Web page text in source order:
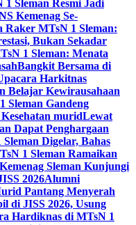
1 Sleman Resmi Jadi
Kemenag Se-
Raker MTsN 1 Sleman:
Bukan Sekadar
1 Sleman: Menata
Bangkit Bersama di
Harkitnas
Belajar Kewirausahaan
Sleman Gandeng
muridLewat
Dapat Penghargaan
Digelar, Bahas
1 Sleman Ramaikan
Sleman Kunjungi
2026Alumni
Pantang Menyerah
di JISS 2026, Usung
Hardiknas di MTsN 1